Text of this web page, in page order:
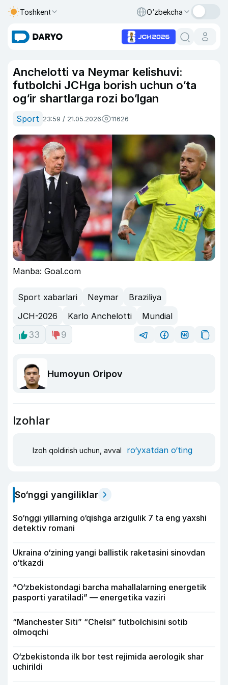
Toshkent O‘zbekcha
Anchelotti va Neymar kelishuvi:
futbolchi JCHga borish uchun o‘ta
og‘ir shartlarga rozi bo‘lgan
Sport 23:59 / 21.05.2026 11626
Manba: Goal.com
Sport xabarlari Neymar
Braziliya
JCH-2026
Karlo Anchelotti
Mundial
33
9
Humoyun Oripov
Izohlar
Izoh qoldirish uchun, avval ro‘yxatdan o‘ting
So‘nggi yangiliklar
So‘nggi yillarning o‘qishga arzigulik 7 ta eng yaxshi
detektiv romani
Ukraina o‘zining yangi ballistik raketasini sinovdan
o‘tkazdi
“O‘zbekistondagi barcha mahallalarning energetik
pasporti yaratiladi” — energetika vaziri
“Manchester Siti” “Chelsi” futbolchisini sotib
olmoqchi
O‘zbekistonda ilk bor test rejimida aerologik shar
uchirildi